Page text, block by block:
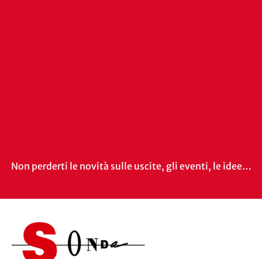
Non perderti le novità sulle uscite, gli eventi, le idee…